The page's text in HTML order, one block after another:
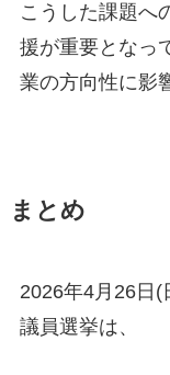
こうした課題へ
援が重要となっ
業の方向性に影
まとめ
2026年4月26日(
議員選挙は、